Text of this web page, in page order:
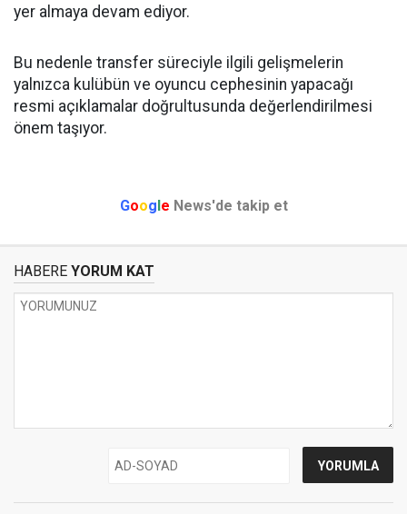
yer almaya devam ediyor.
Bu nedenle transfer süreciyle ilgili gelişmelerin
yalnızca kulübün ve oyuncu cephesinin yapacağı
resmi açıklamalar doğrultusunda değerlendirilmesi
önem taşıyor.
Google News'de takip et
HABERE YORUM KAT